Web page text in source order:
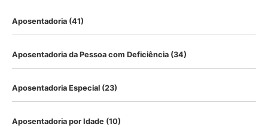
Aposentadoria (41)
Aposentadoria da Pessoa com Deficiência (34)
Aposentadoria Especial (23)
Aposentadoria por Idade (10)